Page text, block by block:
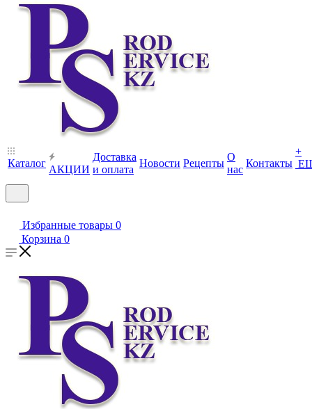
Каталог
АКЦИИ
Доставка
и оплата
Новости Рецепты
О
нас
Контакты
+
Избранные товары 0
Корзина 0